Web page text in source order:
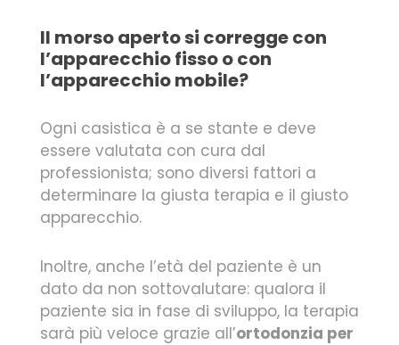
Il morso aperto si corregge con
l’apparecchio fisso o con
l’apparecchio mobile?
Ogni casistica è a se stante e deve
essere valutata con cura dal
professionista; sono diversi fattori a
determinare la giusta terapia e il giusto
apparecchio.
Inoltre, anche l’età del paziente è un
dato da non sottovalutare: qualora il
paziente sia in fase di sviluppo, la terapia
sarà più veloce grazie all’ortodonzia per